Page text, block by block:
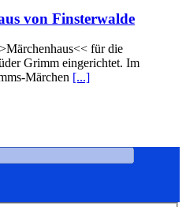
von Finsterwalde
für die
Grimm eingerichtet. Im
Märchen [...]